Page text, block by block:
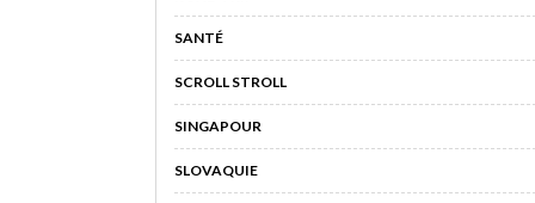
SANTÉ
SCROLL STROLL
SINGAPOUR
SLOVAQUIE